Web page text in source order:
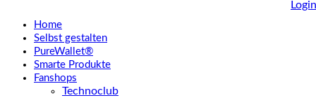
Home
Selbst gestalten
PureWallet®
Smarte Produkte
Fanshops
Technoclub